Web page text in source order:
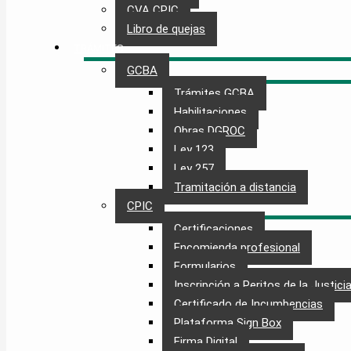
CVA CPIC
Libro de quejas
TRÁMITES
GCBA
Trámites GCBA
Habilitaciones
Obras DGROC
Ley 123
Ley 257
Tramitación a distancia
CPIC
Certificaciones
Encomienda profesional
Formularios
Inscripción a Peritos de la Justicia
Certificado de Incumbencias
Plataforma Sign Box
Firma Digital